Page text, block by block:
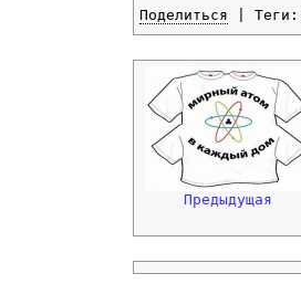
Поделиться | Теги:
Предыдущая